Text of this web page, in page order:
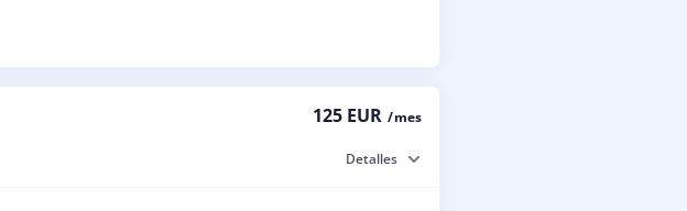
125 EUR / mes
Detalles